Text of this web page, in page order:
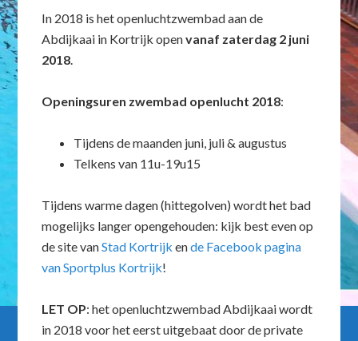
In 2018 is het openluchtzwembad aan de
Abdijkaai in Kortrijk openvanaf zaterdag 2 juni
2018.
Openingsuren zwembad openlucht 2018:
Tijdens de maanden juni, juli & augustus
Telkens van 11u-19u15
Tijdens warme dagen (hittegolven) wordt het bad
mogelijks langer opengehouden: kijk best even op
de site vanStad Kortrijkende Facebook pagina
van Sportplus Kortrijk!
LET OP: het openluchtzwembad Abdijkaai wordt
in 2018 voor het eerst uitgebaat door de private